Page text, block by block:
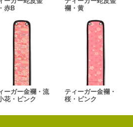
赤B
襴・黄
ーガー金襴・流
花・ピンク
ティーガー金襴・
桜・ピンク